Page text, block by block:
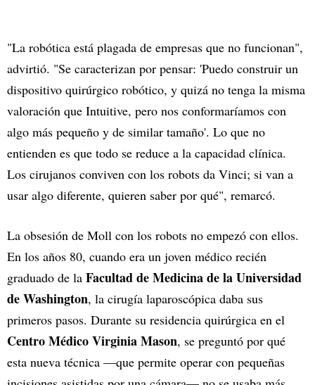
"La robótica está plagada de empresas que no funcionan",
advirtió. "Se caracterizan por pensar: 'Puedo construir un
dispositivo quirúrgico robótico, y quizá no tenga la misma
valoración que Intuitive, pero nos conformaríamos con
algo más pequeño y de similar tamaño'. Lo que no
entienden es que todo se reduce a la capacidad clínica.
Los cirujanos conviven con los robots da Vinci; si van a
usar algo diferente, quieren saber por qué", remarcó.
La obsesión de Moll con los robots no empezó con ellos.
En los años 80, cuando era un joven médico recién
graduado de la Facultad de Medicina de la Universidad
de Washington, la cirugía laparoscópica daba sus
primeros pasos. Durante su residencia quirúrgica en el
Centro Médico Virginia Mason, se preguntó por qué
esta nueva técnica —que permite operar con pequeñas